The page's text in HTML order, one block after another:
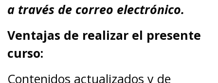
a través de correo electrónico.
Ventajas de realizar el presente
curso:
Contenidos actualizados y de